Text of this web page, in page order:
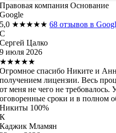
Правовая компания Основание
Google
5,0 ★★★★★68 отзывов в
С
Сергей Цалко
9 июля 2026
★★★★★
Огромное спасибо Никите и
получением лицензии. Весь
от меня не чего не требовалось.
оговоренные сроки и в полном
Никиты 100%
К
Каджик Мламян